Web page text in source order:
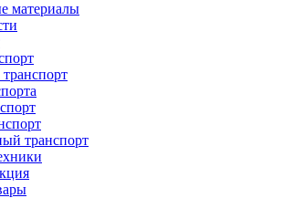
материалы
транспорт